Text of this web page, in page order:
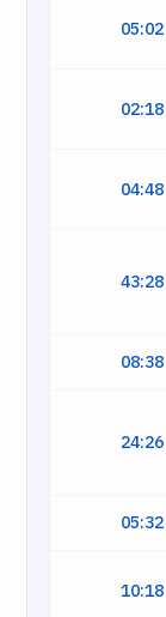
05:02
02:18
04:48
43:28
08:38
24:26
05:32
10:18